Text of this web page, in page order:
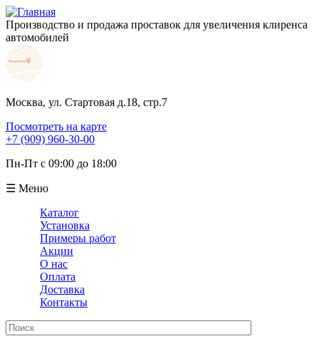
Производство и продажа проставок для увеличения клиренса
автомобилей
Москва, ул. Стартовая д.18, стр.7
Посмотреть на карте
+7 (909) 960-30-00
Пн-Пт с 09:00 до 18:00
☰ Меню
Каталог
Установка
Примеры работ
Акции
О нас
Оплата
Доставка
Контакты
Поиск